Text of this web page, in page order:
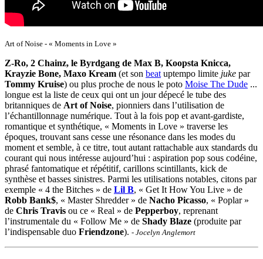
Art of Noise - « Moments in Love »
Z-Ro, 2 Chainz, le Byrdgang de Max B, Koopsta Knicca,
Krayzie Bone, Maxo Kream (et son beatuptempo limite juke par
Tommy Kruise) ou plus proche de nous le poto Moise The Dude ...
longue est la liste de ceux qui ont un jour dépecé le tube des
britanniques de Art of Noise, pionniers dans l’utilisation de
l’échantillonnage numérique. Tout à la fois pop et avant-gardiste,
romantique et synthétique, « Moments in Love » traverse les
époques, trouvant sans cesse une résonance dans les modes du
moment et semble, à ce titre, tout autant rattachable aux standards du
courant qui nous intéresse aujourd’hui : aspiration pop sous codéine,
phrasé fantomatique et répétitif, carillons scintillants, kick de
synthèse et basses sinistres. Parmi les utilisations notables, citons par
exemple « 4 the Bitches » de Lil B, « Get It How You Live » de
Robb Bank$, « Master Shredder » de Nacho Picasso, « Poplar »
de Chris Travis ou ce « Real » de Pepperboy, reprenant
l’instrumentale du « Follow Me » de Shady Blaze (produite par
l’indispensable duo Friendzone). - Jocelyn Anglemort